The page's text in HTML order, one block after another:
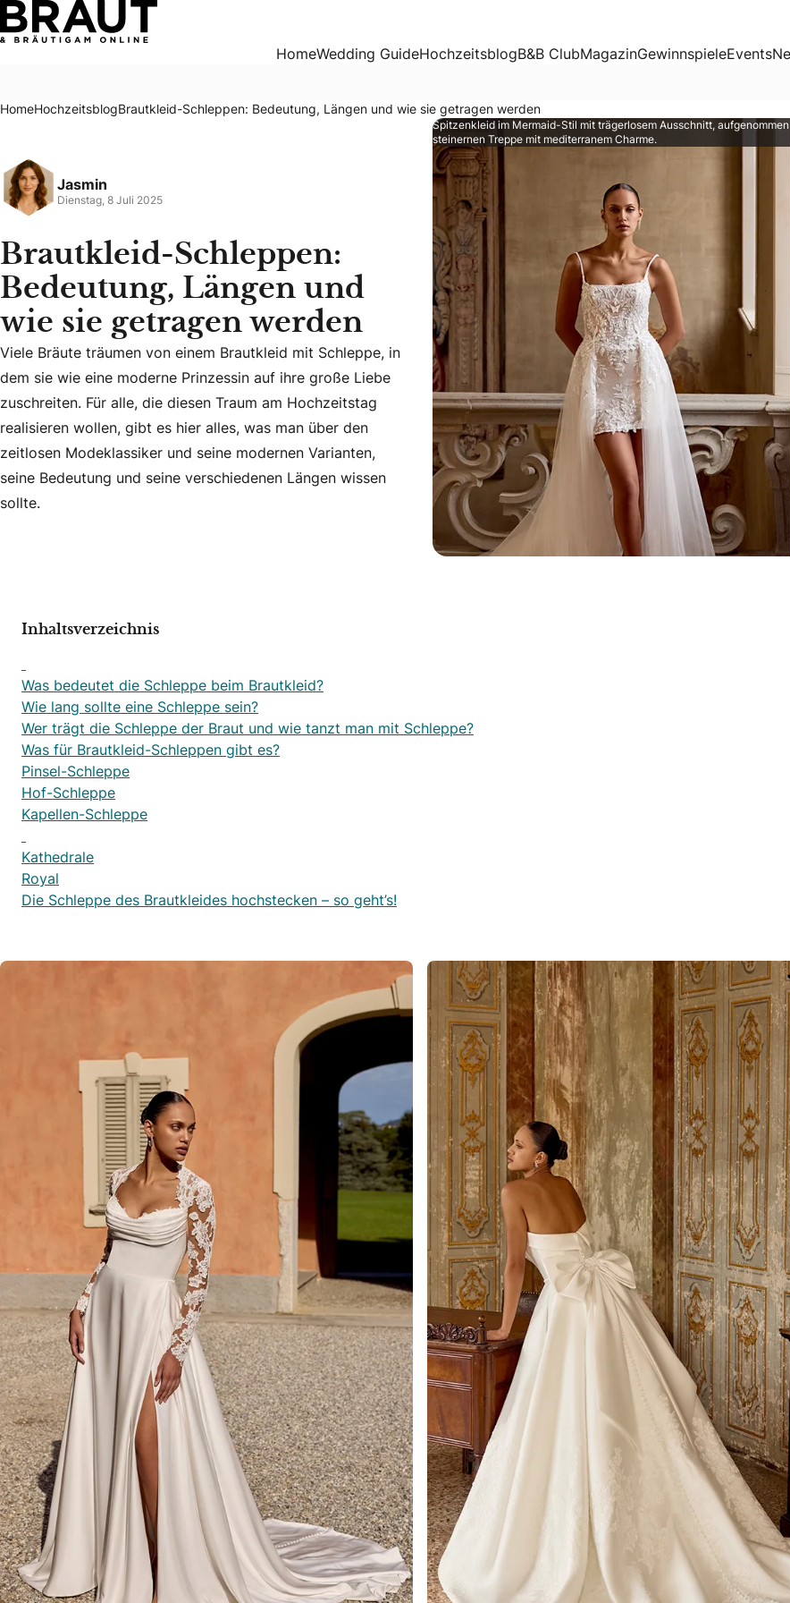
Brautkleid-Schleppen: Bedeutung, Längen und wie sie getragen werden
HomeWedding GuideHochzeitsblogB&B ClubMagazinGewinnspieleEvents
HomeHochzeitsblogBrautkleid-Schleppen: Bedeutung, Längen und wie sie getragen werden
Jasmin
Dienstag, 8 Juli 2025
Brautkleid-Schleppen:
Bedeutung, Längen und
wie sie getragen werden
Viele Bräute träumen von einem Brautkleid mit Schleppe, in dem sie wie eine moderne Prinzessin auf ihre große
Viele Bräute träumen von einem Brautkleid mit Schleppe, in
dem sie wie eine moderne Prinzessin auf ihre große Liebe
zuschreiten. Für alle, die diesen Traum am Hochzeitstag
realisieren wollen, gibt es hier alles, was man über den
zeitlosen Modeklassiker und seine modernen Varianten,
seine Bedeutung und seine verschiedenen Längen wissen
sollte.
Spitzenkleid im Mermaid-Stil mit trägerlosem Ausschnitt,
steinernen Treppe mit mediterranem Charme.
Inhaltsverzeichnis
Was bedeutet die Schleppe beim Brautkleid?
Wie lang sollte eine Schleppe sein?
Wer trägt die Schleppe der Braut und wie tanzt man mit Schleppe?
Was für Brautkleid-Schleppen gibt es?
Pinsel-Schleppe
Hof-Schleppe
Kapellen-Schleppe
Kathedrale
Royal
Die Schleppe des Brautkleides hochstecken – so geht’s!